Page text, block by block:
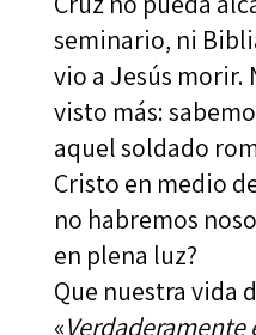
seminario, ni
vio a Jesús morir.
visto más:
aquel soldado
Cristo en medio
no habremos
en plena luz?
Que nuestra vida
«Verdaderamente